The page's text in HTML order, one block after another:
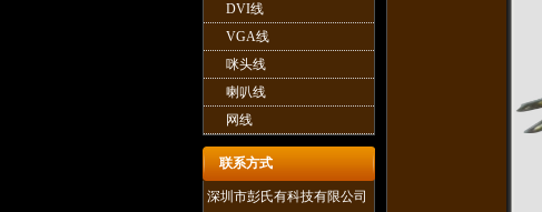
DVI线
VGA线
咪头线
喇叭线
网线
联系方式
深圳市彭氏有科技有限公司